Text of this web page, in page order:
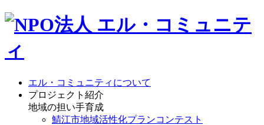
エル・コミュニティについて
プロジェクト紹介
地域の担い手育成
鯖江市地域活性化プランコンテスト